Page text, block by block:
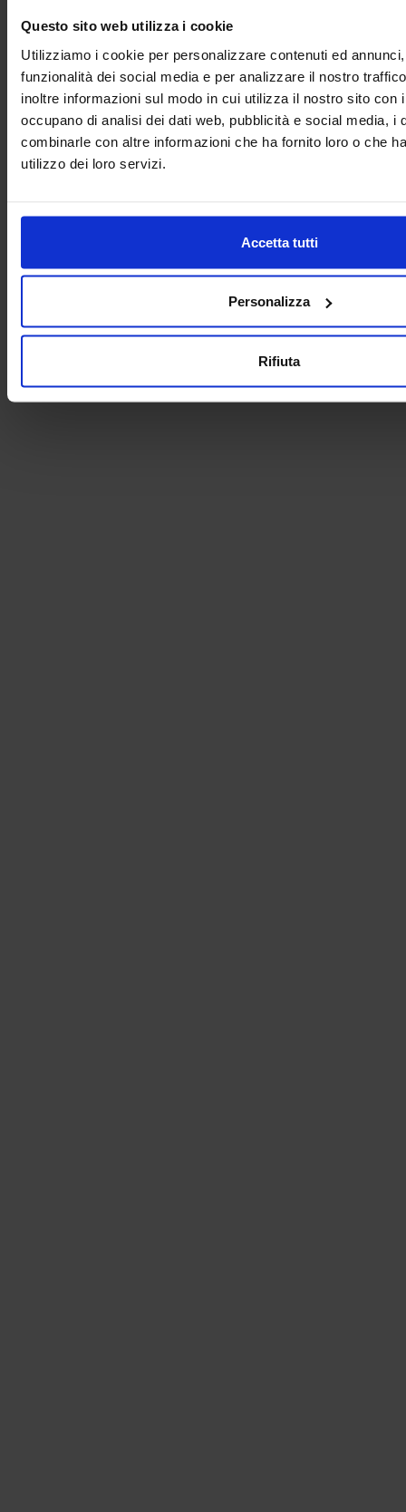
Questo sito web utilizza i cookie
Utilizziamo i cookie per personalizzare contenuti ed
funzionalità dei social media e per analizzare il nostro
inoltre informazioni sul modo in cui utilizza il nostro sito con
occupano di analisi dei dati web, pubblicità e social media, i
combinarle con altre informazioni che ha fornito loro o che
utilizzo dei loro servizi.
Accetta tutti
Personalizza
Rifiuta
Invia il messaggio